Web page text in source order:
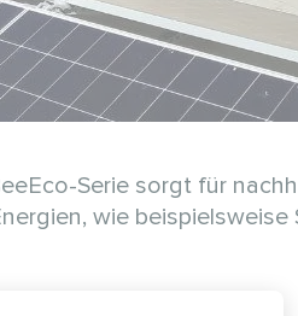
Serie sorgt für
wie